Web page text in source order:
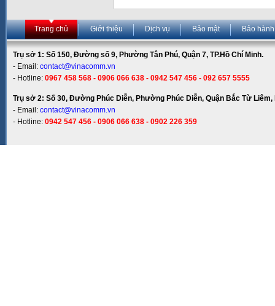
Trang chủ Giới thiệu Dịch vụ Bảo mật Bảo hành
Trụ sở 1: Số 150, Đường số 9, Phường Tân Phú, Quận 7, TP.Hồ Chí Minh.
- Email: contact@vinacomm.vn
- Hotline: 0967 458 568 - 0906 066 638 - 0942 547 456 - 092 657 5555
Trụ sở 2: Số 30, Đường Phúc Diễn, Phường Phúc Diễn, Quận Bắc Từ Liêm,
- Email: contact@vinacomm.vn
- Hotline: 0942 547 456 - 0906 066 638 - 0902 226 359